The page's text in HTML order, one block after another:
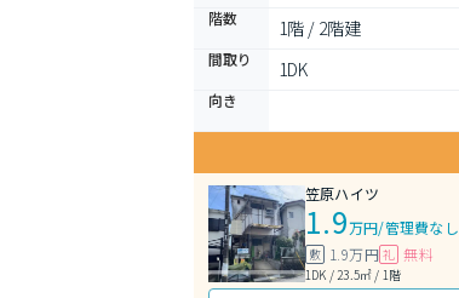
階数 1階 / 2階建
間取り 1DK
向き
笠原ハイツ
1.9万円/管理費なし
敷 1.9万円 礼 無料
1DK / 23.5㎡ / 1階